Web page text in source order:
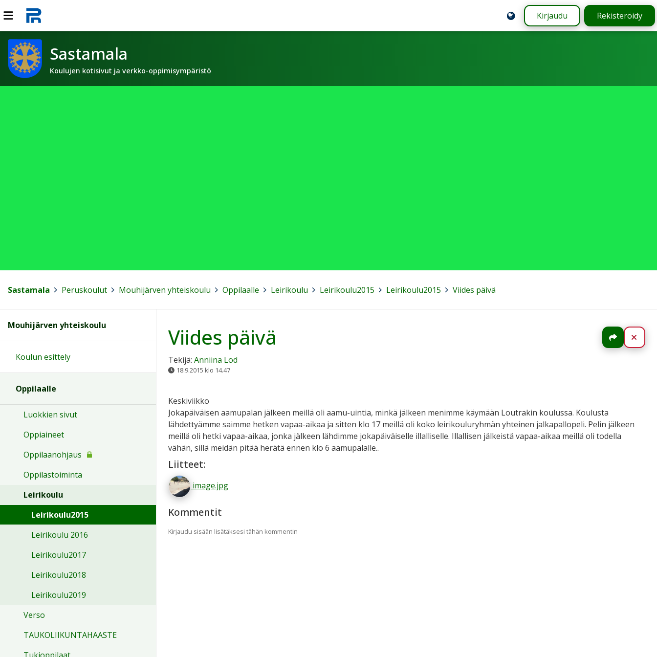
Kirjaudu Rekisteröidy
Sastamala
Koulujen kotisivut ja verkko-oppimisympäristö
Sastamala Peruskoulut Mouhijärven yhteiskoulu Oppilaalle Leirikoulu Leirikoulu2015 Leirikoulu2015 Viides päivä
Viides päivä Jaa
Tekijä: Anniina Lod
18.9.2015 klo 14.47
Keskiviikko
Jokapäiväisen aamupalan jälkeen meillä oli aamu-uintia, minkä jälkeen menimme käymään Loutrakin koulussa. Koulusta
lähdettyämme saimme hetken vapaa-aikaa ja sitten klo 17 meillä oli koko leirikouluryhmän yhteinen jalkapallopeli. Pelin jälkeen
meillä oli hetki vapaa-aikaa, jonka jälkeen lähdimme jokapäiväiselle illalliselle. Illallisen jälkeistä vapaa-aikaa meillä oli todella
vähän, sillä meidän pitää herätä ennen klo 6 aamupalalle..
Liitteet:
image.jpg
Kommentit
Kirjaudu sisään lisätäksesi tähän kommentin
Mouhijärven yhteiskoulu
Koulun esittely
Oppilaalle
Luokkien sivut
Oppiaineet
Oppilaanohjaus
Oppilastoiminta
Leirikoulu
Leirikoulu2015
Leirikoulu 2016
Leirikoulu2017
Leirikoulu2018
Leirikoulu2019
Verso
TAUKOLIIKUNTAHAASTE